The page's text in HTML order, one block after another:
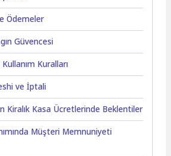
Ödemeler
Güvencesi
Kuralları
ve İptali
Kiralık Kasa Ücretlerinde Beklentiler
Müşteri Memnuniyeti